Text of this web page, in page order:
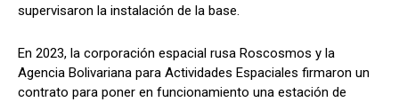
supervisaron la instalación de la base.
En 2023, la corporación espacial rusa Roscosmos y la
Agencia Bolivariana para Actividades Espaciales firmaron un
contrato para poner en funcionamiento una estación de